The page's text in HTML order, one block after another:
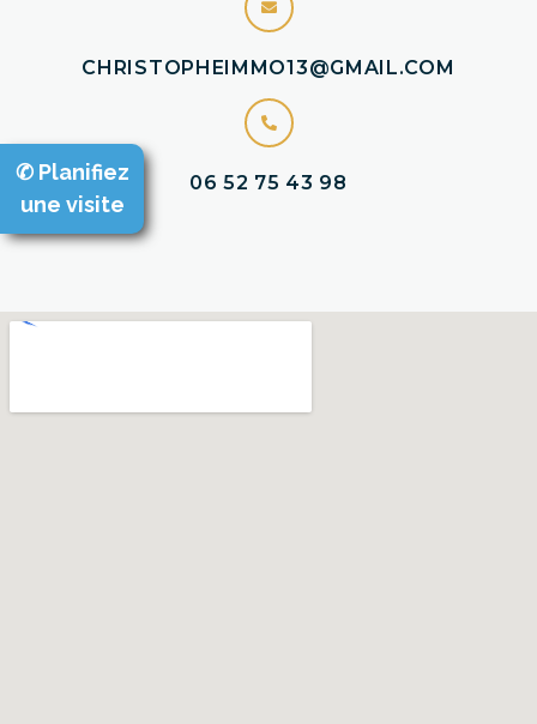
CHRISTOPHEIMMO13@GMAIL.COM
06 52 75 43 98
✆ Planifiez
une visite